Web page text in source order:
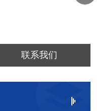
联系我们